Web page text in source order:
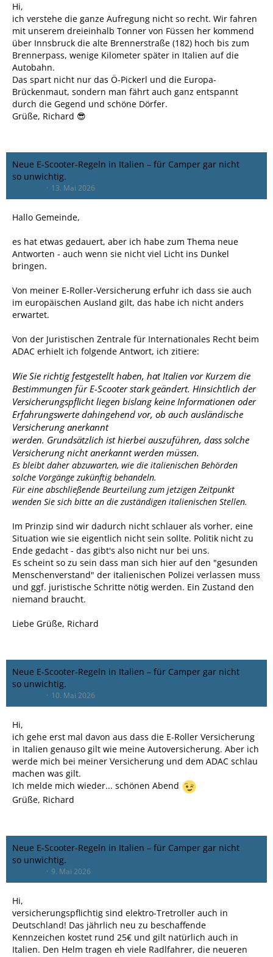
Hi,
ich verstehe die ganze Aufregung nicht so recht. Wir fahren
mit unserem dreieinhalb Tonner von Füssen her kommend
über Innsbruck die alte Brennerstraße (182) hoch bis zum
Brennerpass, wenige Kilometer später in Italien auf die
Autobahn.
Das spart nicht nur das Ö-Pickerl und die Europa-
Brückenmaut, sondern man fährt auch ganz entspannt
durch die Gegend und schöne Dörfer.
Grüße, Richard 😎
Neue E‑Scooter‑Regeln in Italien – für Camper gar nicht
so unwichtig.
13. Mai 2026
Hallo Gemeinde,
es hat etwas gedauert, aber ich habe zum Thema neue
Antworten - auch wenn sie nicht viel Licht ins Dunkel
bringen.
Von meiner E-Roller-Versicherung erfuhr ich dass sie auch
im europäischen Ausland gilt, das habe ich nicht anders
erwartet.
Von der Juristischen Zentrale für Internationales Recht beim
ADAC erhielt ich folgende Antwort, ich zitiere:
Wie Sie richtig festgestellt haben, hat Italien vor Kurzem die
Bestimmungen für E-Scooter stark geändert. Hinsichtlich der
Versicherungspflicht liegen bislang keine Informationen oder
Erfahrungswerte dahingehend vor, ob auch ausländische
Versicherung anerkannt
werden. Grundsätzlich ist hierbei auszuführen, dass solche
Versicherung nicht anerkannt werden müssen.
Es bleibt daher abzuwarten, wie die italienischen Behörden
solche Vorgänge zukünftig behandeln.
Für eine abschließende Beurteilung zum jetzigen Zeitpunkt
wenden Sie sich bitte an die zuständigen italienischen Stellen.
Im Prinzip sind wir dadurch nicht schlauer als vorher, eine
Situation wie sie eigentlich nicht sein sollte. Politik nicht zu
Ende gedacht - das gibt's also nicht nur bei uns.
Es scheint so zu sein dass man sich hier auf den "gesunden
Menschenverstand" der italienischen Polizei verlassen muss
und ggf. juristische Schritte nötig werden. Ein Zustand den
niemand braucht.
Liebe Grüße, Richard
Neue E‑Scooter‑Regeln in Italien – für Camper gar nicht
so unwichtig.
10. Mai 2026
Hi,
ich gehe erst mal davon aus dass die E-Roller Versicherung
in Italien genauso gilt wie meine Autoversicherung. Aber ich
werde mich bei meiner Versicherung und dem ADAC schlau
machen was gilt.
Ich melde mich wieder... schönen Abend
Grüße, Richard
Neue E‑Scooter‑Regeln in Italien – für Camper gar nicht
so unwichtig.
9. Mai 2026
Hi,
versicherungspflichtig sind elektro-Tretroller auch in
Deutschland! Das jährlich neu zu beschaffende
Kennzeichen kostet rund 25€ und gilt natürlich auch in
Italien. Den Helm tragen eh viele Radlfahrer, die neueren